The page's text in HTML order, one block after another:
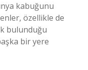
kabuğunu
özellikle de
bulunduğu
bir yere